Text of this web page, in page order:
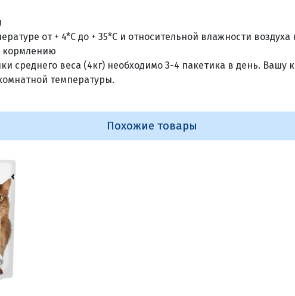
от + 4*С до + 35*С и относительной влажности воздуха
кормлению
среднего веса (4кг) необходимо 3-4 пакетика в день. Вашу
температуры.
Похожие товары